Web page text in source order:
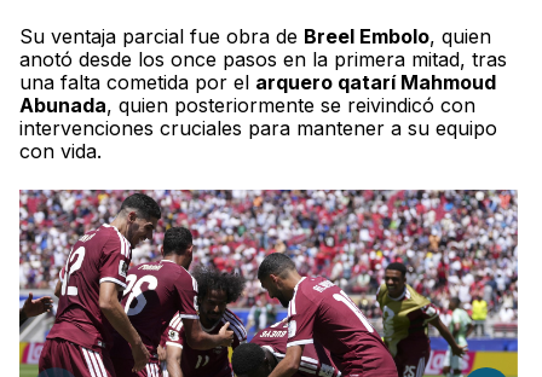
Su ventaja parcial fue obra de Breel Embolo, quien
anotó desde los once pasos en la primera mitad, tras
una falta cometida por el arquero qatarí Mahmoud
Abunada, quien posteriormente se reivindicó con
intervenciones cruciales para mantener a su equipo
con vida.